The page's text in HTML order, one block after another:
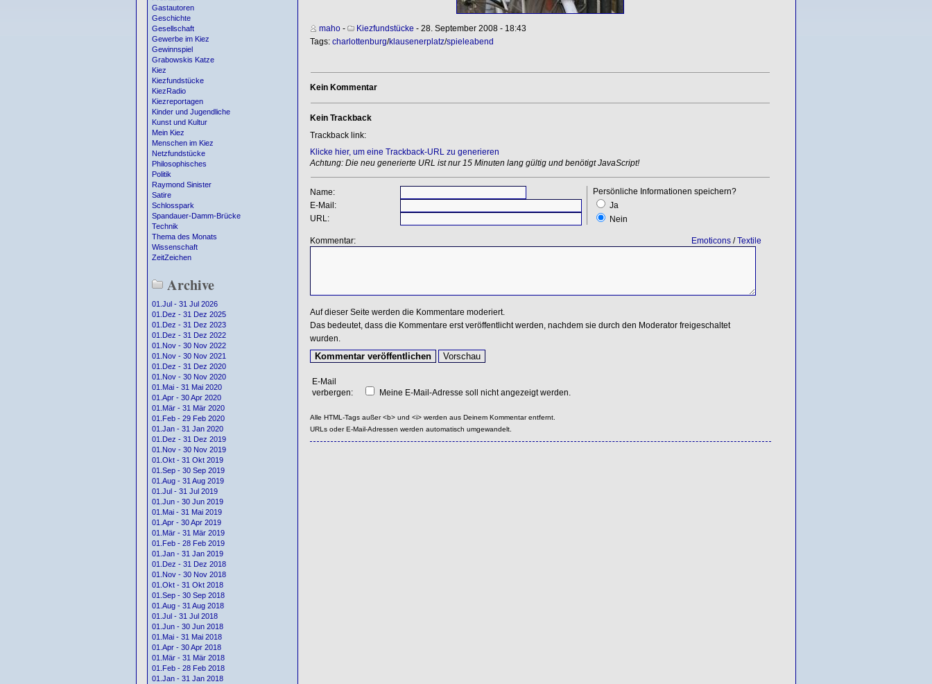
Gastautoren
Geschichte
Gesellschaft
Gewerbe im Kiez
Gewinnspiel
Grabowskis Katze
Kiez
Kiezfundstücke
KiezRadio
Kiezreportagen
Kinder und Jugendliche
Kunst und Kultur
Mein Kiez
Menschen im Kiez
Netzfundstücke
Philosophisches
Politik
Raymond Sinister
Satire
Schlosspark
Spandauer-Damm-Brücke
Technik
Thema des Monats
Wissenschaft
ZeitZeichen
Archive
01.Jul - 31 Jul 2026
01.Dez - 31 Dez 2025
01.Dez - 31 Dez 2023
01.Dez - 31 Dez 2022
01.Nov - 30 Nov 2022
01.Nov - 30 Nov 2021
01.Dez - 31 Dez 2020
01.Nov - 30 Nov 2020
01.Mai - 31 Mai 2020
01.Apr - 30 Apr 2020
01.Mär - 31 Mär 2020
01.Feb - 29 Feb 2020
01.Jan - 31 Jan 2020
01.Dez - 31 Dez 2019
01.Nov - 30 Nov 2019
01.Okt - 31 Okt 2019
01.Sep - 30 Sep 2019
01.Aug - 31 Aug 2019
01.Jul - 31 Jul 2019
01.Jun - 30 Jun 2019
01.Mai - 31 Mai 2019
01.Apr - 30 Apr 2019
01.Mär - 31 Mär 2019
01.Feb - 28 Feb 2019
01.Jan - 31 Jan 2019
01.Dez - 31 Dez 2018
01.Nov - 30 Nov 2018
01.Okt - 31 Okt 2018
01.Sep - 30 Sep 2018
01.Aug - 31 Aug 2018
01.Jul - 31 Jul 2018
01.Jun - 30 Jun 2018
01.Mai - 31 Mai 2018
01.Apr - 30 Apr 2018
01.Mär - 31 Mär 2018
01.Feb - 28 Feb 2018
01.Jan - 31 Jan 2018
maho- Kiezfundstücke - 28. September 2008 - 18:43
Tags: charlottenburg/klausenerplatz/spieleabend
Kein Kommentar
Kein Trackback
Trackback link:
Klicke hier, um eine Trackback-URL zu generieren
Achtung: Die neu generierte URL ist nur 15 Minuten lang gültig und benötigt JavaScript!
Name:
Persönliche Informationen speichern?
Ja
Nein
E-Mail:
URL:
Kommentar: Emoticons/Textile
Auf dieser Seite werden die Kommentare moderiert.
Das bedeutet, dass die Kommentare erst veröffentlicht werden, nachdem sie durch den Moderator freigeschaltet
wurden.
E-Mail
verbergen:
Meine E-Mail-Adresse soll nicht angezeigt werden.
Alle HTML-Tags außer <b> und <i> werden aus Deinem Kommentar entfernt.
URLs oder E-Mail-Adressen werden automatisch umgewandelt.